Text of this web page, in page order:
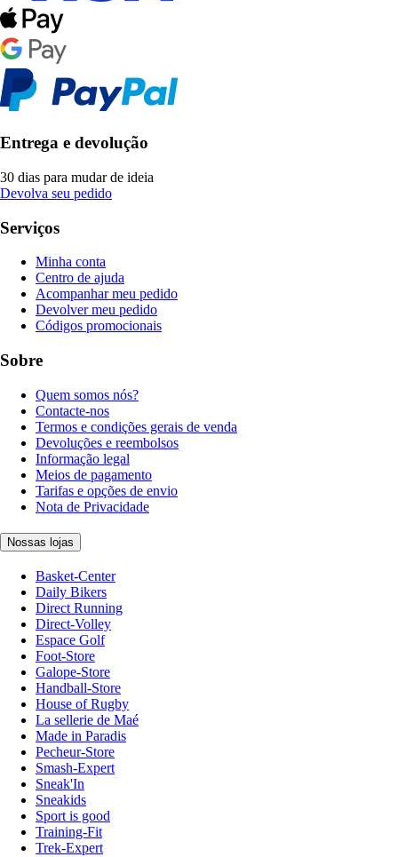
Entrega e devolução
30 dias para mudar de ideia
Devolva seu pedido
Serviços
Minha conta
Centro de ajuda
Acompanhar meu pedido
Devolver meu pedido
Códigos promocionais
Sobre
Quem somos nós?
Contacte-nos
Termos e condições gerais de venda
Devoluções e reembolsos
Informação legal
Meios de pagamento
Tarifas e opções de envio
Nota de Privacidade
Nossas lojas
Basket-Center
Daily Bikers
Direct Running
Direct-Volley
Espace Golf
Foot-Store
Galope-Store
Handball-Store
House of Rugby
La sellerie de Maé
Made in Paradis
Pecheur-Store
Smash-Expert
Sneak'In
Sneakids
Sport is good
Training-Fit
Trek-Expert